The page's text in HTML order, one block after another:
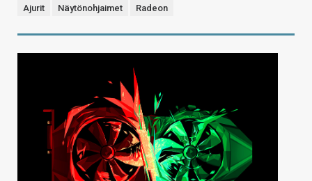
Ajurit Näytönohjaimet Radeon